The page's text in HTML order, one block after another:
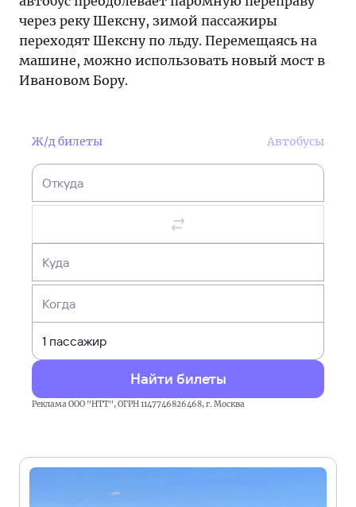
через реку Шексну, зимой пассажиры
переходят Шексну по льду. Перемещаясь на
машине, можно использовать новый мост в
Ивановом Бору.
Ж/д билеты Автобусы
Откуда
Куда
Когда
Найти билеты
Реклама ООО "НТТ", ОГРН 1147746826468, г. Москва